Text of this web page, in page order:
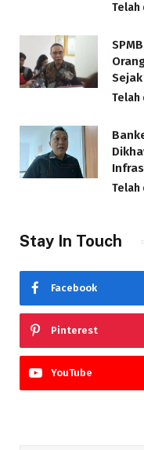
Telah
Telah
Telah
Stay In Touch
Facebook
Pinterest
YouTube